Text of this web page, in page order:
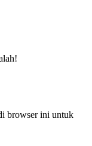
browser ini untuk